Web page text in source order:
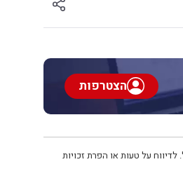
הצטרפות
על טעות או הפרת זכויות